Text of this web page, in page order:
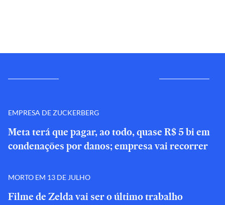
EMPRESA DE ZUCKERBERG
Meta terá que pagar, ao todo, quase R$ 5 bi em
condenações por danos; empresa vai recorrer
MORTO EM 13 DE JULHO
Filme de Zelda vai ser o último trabalho